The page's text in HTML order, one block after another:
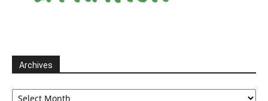
Archives
Archives